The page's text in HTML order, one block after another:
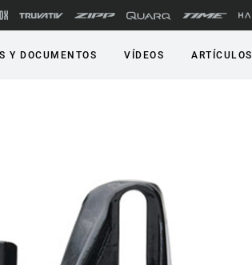
Y DOCUMENTOS VÍDEOS ARTÍCULOS